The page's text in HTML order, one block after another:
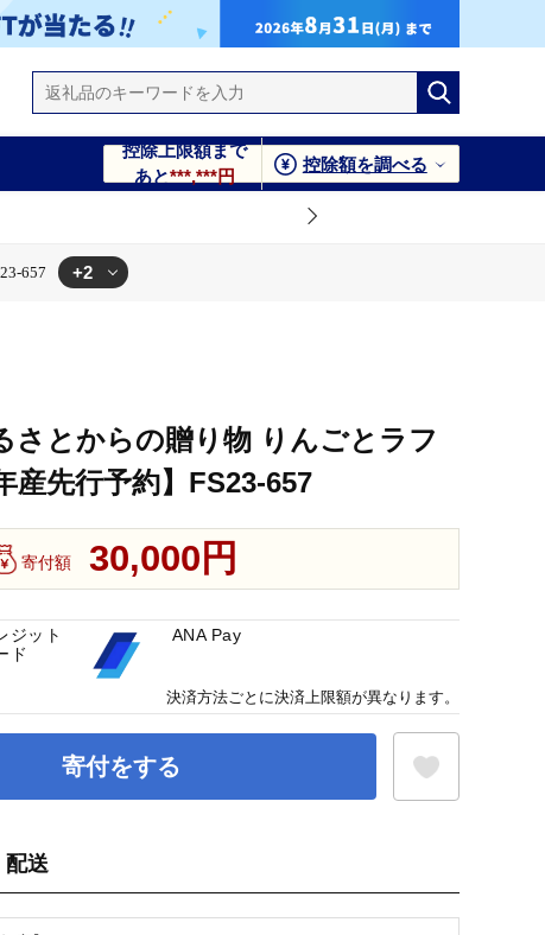
控除上限額まで
あと***,***円
控除額を調べる
657 +2
さとからの贈り物 りんごとラフ
産先行予約】FS23-657
寄付額 30,000円
寄付をする
配送
ジット
ド
ANA Pay
決済方法ごとに決済上限額が異なります。